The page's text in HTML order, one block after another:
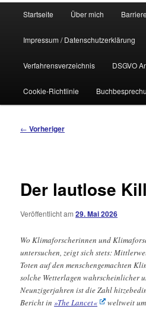
Startseite Über mich
Impressum / Datenschutzerklärung
Verfahrensverzeichnis DSGVO
Cookie-Richtlinie
Beitragsnavigation
← Vorheriger
Der lautlose
Veröffentlicht am29. Mai 2026
Wo Klimaforscherinnen und
untersuchen, zeigt sich stets:
Toten auf den menschengemachten
solche Wetterlagen wahrscheinlicher
Neunzigerjahren ist die Zahl
Bericht in»The Lancet«
weltweit